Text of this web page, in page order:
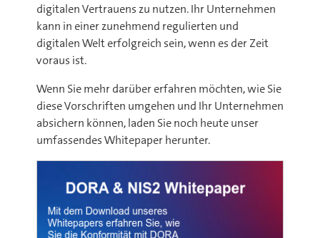
digitalen Vertrauens zu nutzen. Ihr Unternehmen
kann in einer zunehmend regulierten und
digitalen Welt erfolgreich sein, wenn es der Zeit
voraus ist.
Wenn Sie mehr darüber erfahren möchten, wie Sie
diese Vorschriften umgehen und Ihr Unternehmen
absichern können, laden Sie noch heute unser
umfassendes Whitepaper herunter.